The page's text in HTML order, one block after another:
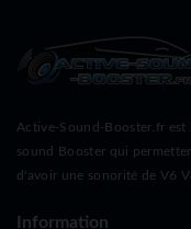
Active-Sound-Booster.fr est
sound Booster qui
d'avoir une sonorité de V6
Information